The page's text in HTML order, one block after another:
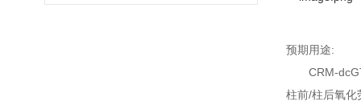
预期用途:
CRM-
柱前/柱后氧化